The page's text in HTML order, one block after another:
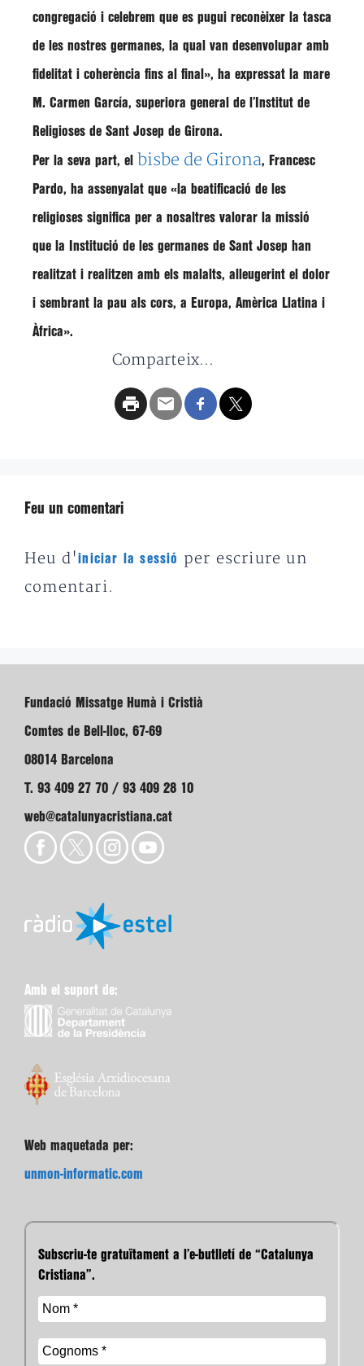
congregació i celebrem que es pugui reconèixer la tasca
de les nostres germanes, la qual van desenvolupar amb
fidelitat i coherència fins al final», ha expressat la mare
M. Carmen García, superiora general de l’Institut de
Religioses de Sant Josep de Girona.
Per la seva part, el bisbe de Girona, Francesc
Pardo, ha assenyalat que «la beatificació de les
religioses significa per a nosaltres valorar la missió
que la Institució de les germanes de Sant Josep han
realitzat i realitzen amb els malalts, alleugerint el dolor
i sembrant la pau als cors, a Europa, Amèrica Llatina i
Àfrica».
Comparteix...
Feu un comentari
Heu d'iniciar la sessió
per escriure un
comentari.
Fundació Missatge Humà i Cristià
Comtes de Bell-lloc, 67-69
08014 Barcelona
T. 93 409 27 70 / 93 409 28 10
web@catalunyacristiana.cat
Amb el suport de:
Web maquetada per:
unmon-informatic.com
Subscriu-te gratuïtament a l’e-butlletí de “Catalunya
Cristiana”.